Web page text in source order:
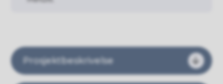
Prosjektbeskrivelse